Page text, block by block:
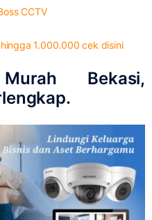
CCTV
1.000.000 cek disini
Bekasi,